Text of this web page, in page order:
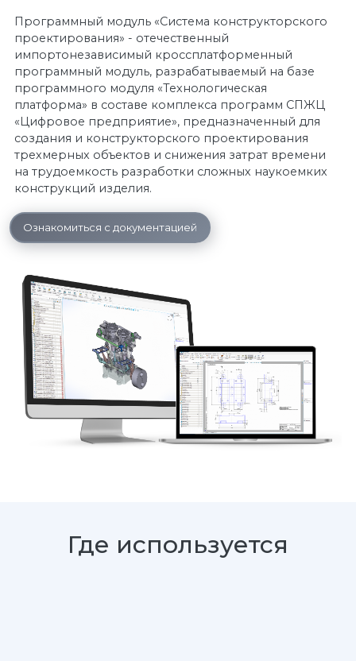
Программный модуль «Система конструкторского
проектирования» - отечественный
импортонезависимый кроссплатформенный
программный модуль, разрабатываемый на базе
программного модуля «Технологическая
платформа» в составе комплекса программ СПЖЦ
«Цифровое предприятие», предназначенный для
создания и конструкторского проектирования
трехмерных объектов и снижения затрат времени
на трудоемкость разработки сложных наукоемких
конструкций изделия.
Ознакомиться с документацией
Где используется